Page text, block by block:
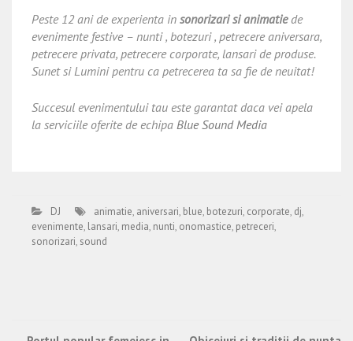
Peste 12 ani de experienta in sonorizari si animatiede
evenimente festive – nunti , botezuri , petrecere aniversara,
petrecere privata, petrecere corporate, lansari de produse.
Sunet si Lumini pentru ca petrecerea ta sa fie de neuitat!
Succesul evenimentului tau este garantat daca vei apela
la serviciile oferite de echipa Blue Sound Media
DJ animatie, aniversari, blue, botezuri, corporate, dj,
evenimente, lansari, media, nunti, onomastice, petreceri,
sonorizari, sound